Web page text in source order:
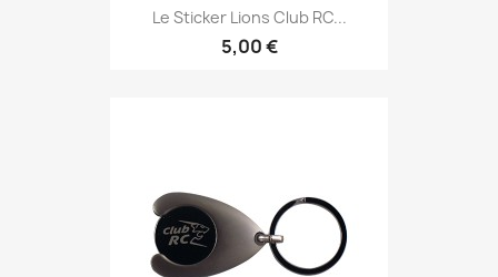
Le Sticker Lions Club RC...
5,00 €